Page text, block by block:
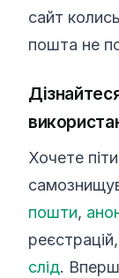
сайт
пошта не
Хочете
пошти,
слід.